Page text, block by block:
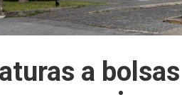
a bolsas